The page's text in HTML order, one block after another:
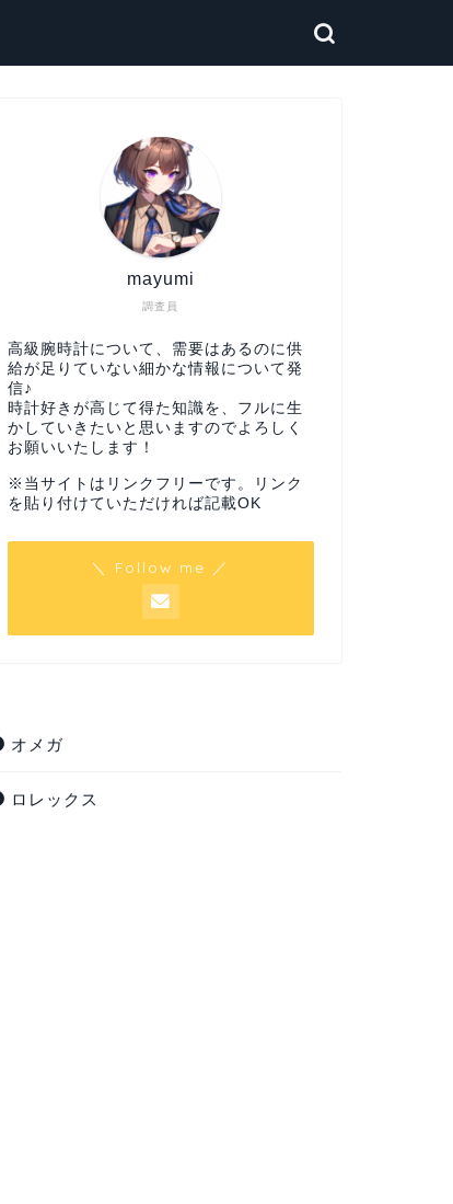
調査員
mayumi
高級腕時計について、需要はあるのに供
給が足りていない細かな情報について発
信♪
時計好きが高じて得た知識を、フルに生
かしていきたいと思いますのでよろしく
お願いいたします！
※当サイトはリンクフリーです。リンク
を貼り付けていただければ記載OK
＼ Follow me ／
オメガ
ロレックス